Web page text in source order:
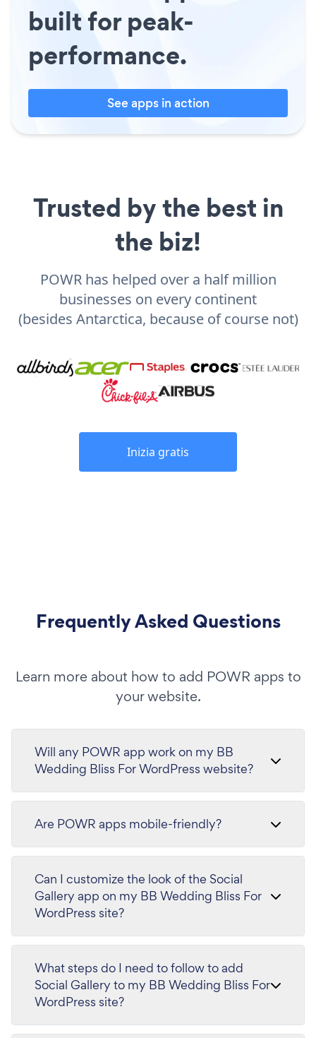
built for peak-
performance.
See apps in action
Trusted by the best in
the biz!
POWR has helped over a half million
businesses on every continent
(besides Antarctica, because of course not)
Inizia gratis
Frequently Asked Questions
Learn more about how to add POWR apps to
your website.
Will any POWR app work on my BB
Wedding Bliss For WordPress website?
Are POWR apps mobile-friendly?
Can I customize the look of the Social
Gallery app on my BB Wedding Bliss For
WordPress site?
What steps do I need to follow to add
Social Gallery to my BB Wedding Bliss For
WordPress site?